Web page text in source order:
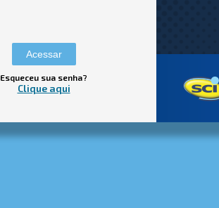
Esqueceu sua senha?
Clique aqui